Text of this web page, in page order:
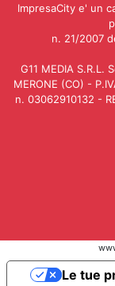
ImpresaCity e' un
n. 21/2007
G11 MEDIA S.R.L.
MERONE (CO) -
n. 03062910132 -
Le tue